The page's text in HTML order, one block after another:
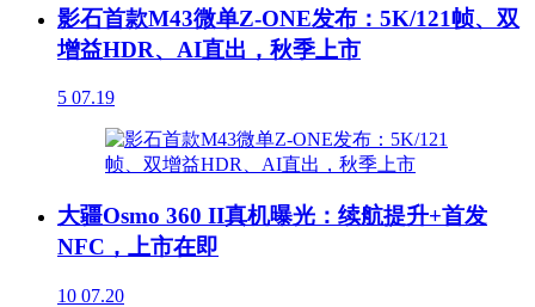
影石首款M43微单Z-ONE发布：5K/121帧、双
增益HDR、AI直出，秋季上市
5 07.19
大疆Osmo 360 II真机曝光：续航提升+首发
NFC，上市在即
10 07.20